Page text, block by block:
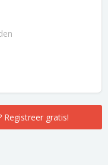
Registreer gratis!